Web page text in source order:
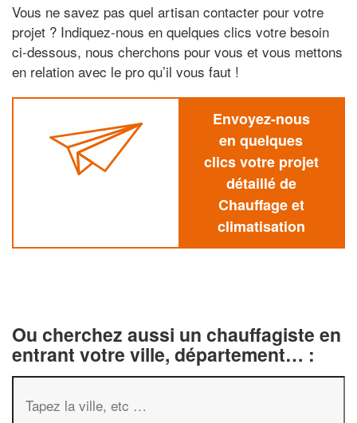
Vous ne savez pas quel artisan contacter pour votre
projet ? Indiquez-nous en quelques clics votre besoin
ci-dessous, nous cherchons pour vous et vous mettons
en relation avec le pro qu’il vous faut !
Envoyez-nous
en quelques
clics votre projet
détaillé de
Chauffage et
climatisation
Ou cherchez aussi un chauffagiste en
entrant votre ville, département… :